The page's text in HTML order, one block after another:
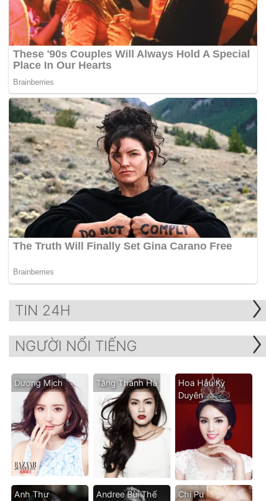
TIN 24H
NGƯỜI NỔI TIẾNG
Dương Mịch Tăng Thanh Hà
Hoa Hậu Kỳ
Duyên
Anh Thư
Andree Bùi Thế
Chi Pu